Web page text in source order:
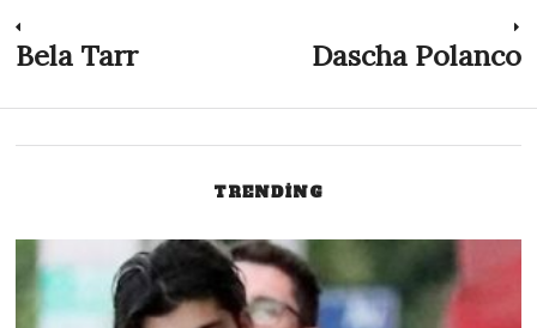
Post
navigation
Previous
Bela Tarr Dascha Polanco
TRENDING